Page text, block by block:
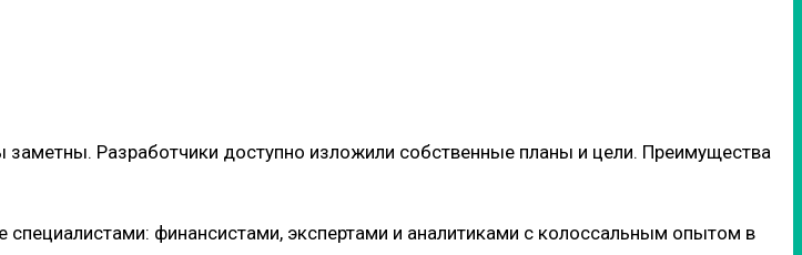
Разработчики доступно изложили собственные планы и цели. Преимущества
финансистами, экспертами и аналитиками с колоссальным опытом в